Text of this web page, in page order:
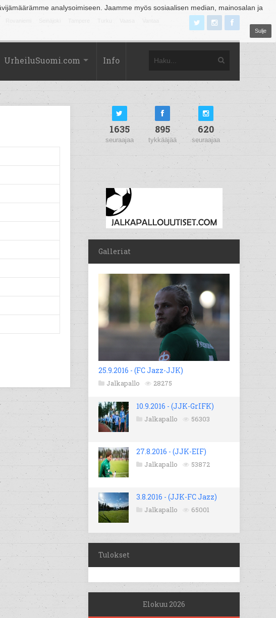
analysoimiseen. Jaamme myös sosiaalisen median, mainosalan ja
Sulje
UrheiluSuomi.com Info
1635
seuraajaa
895
tykkääjää
620
seuraajaa
Galleriat
25.9.2016 - (FC Jazz-JJK)
Jalkapallo 28275
10.9.2016 - (JJK-GrIFK)
Jalkapallo 56303
27.8.2016 - (JJK-EIF)
Jalkapallo 53872
3.8.2016 - (JJK-FC Jazz)
Jalkapallo 65001
Tulokset
Elokuu 2026